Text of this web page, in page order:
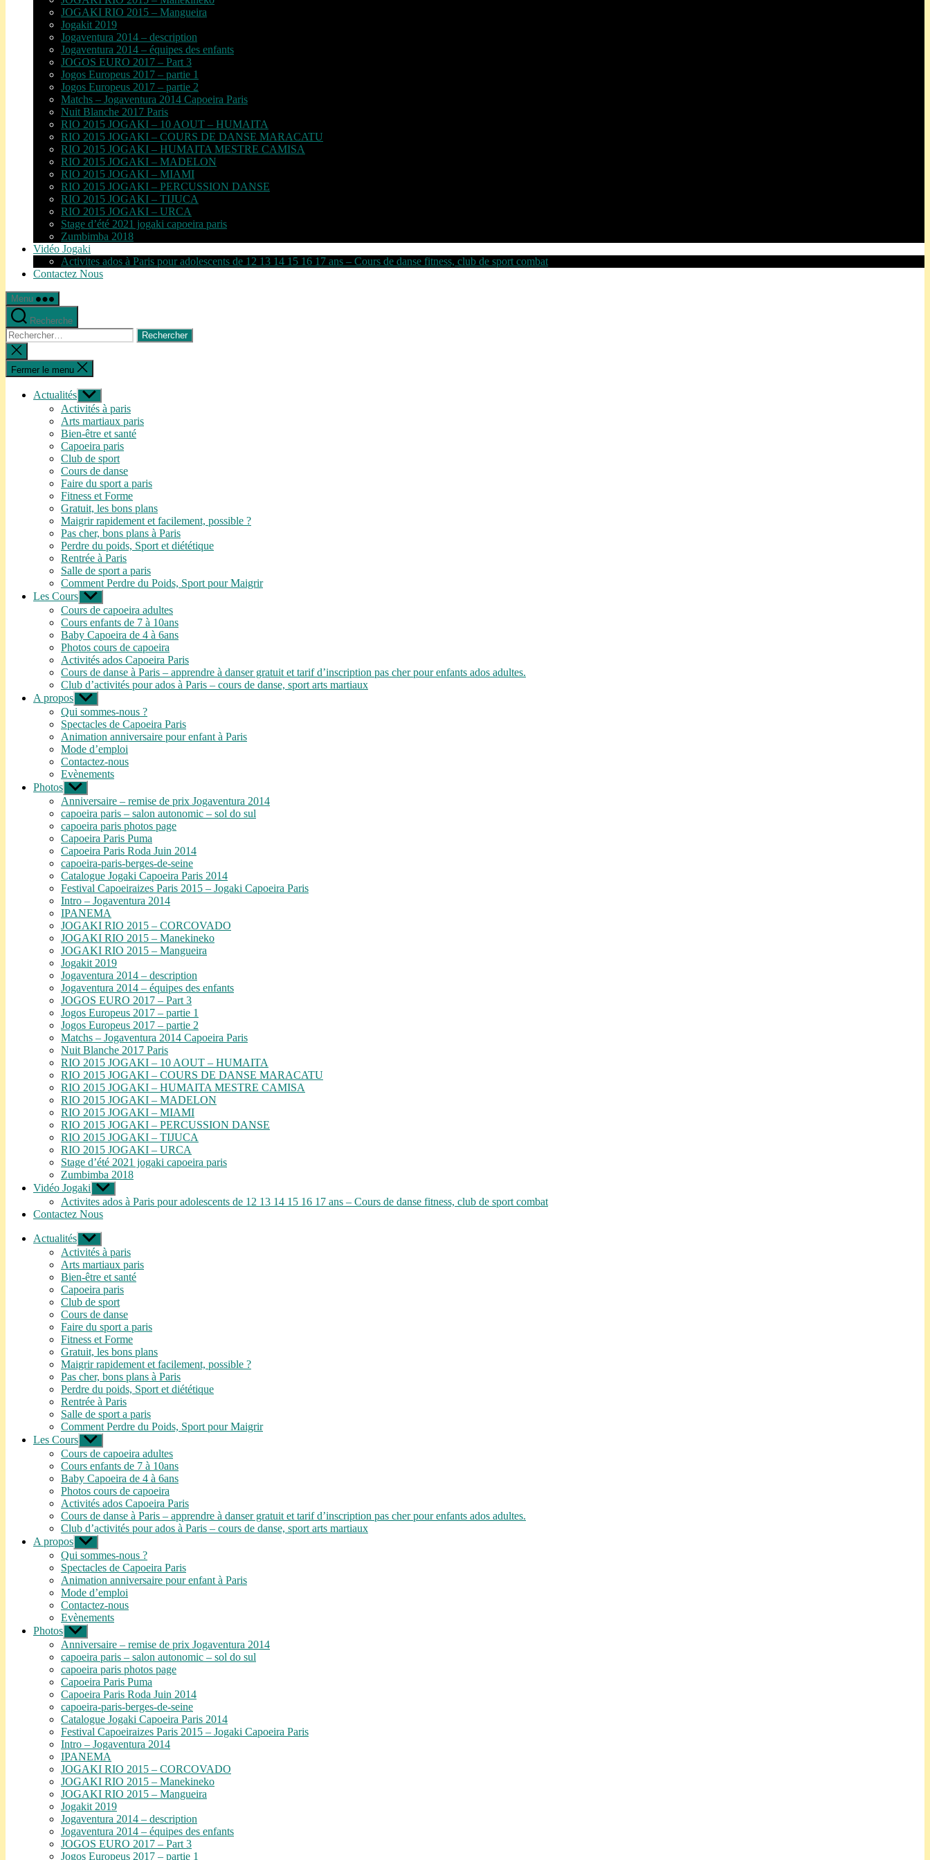
JOGAKI RIO 2015 – Mangueira
Jogakit 2019
Jogaventura 2014 – description
Jogaventura 2014 – équipes des enfants
JOGOS EURO 2017 – Part 3
Jogos Europeus 2017 – partie 1
Jogos Europeus 2017 – partie 2
Matchs – Jogaventura 2014 Capoeira Paris
Nuit Blanche 2017 Paris
RIO 2015 JOGAKI – 10 AOUT – HUMAITA
RIO 2015 JOGAKI – COURS DE DANSE MARACATU
RIO 2015 JOGAKI – HUMAITA MESTRE CAMISA
RIO 2015 JOGAKI – MADELON
RIO 2015 JOGAKI – MIAMI
RIO 2015 JOGAKI – PERCUSSION DANSE
RIO 2015 JOGAKI – TIJUCA
RIO 2015 JOGAKI – URCA
Stage d’été 2021 jogaki capoeira paris
Zumbimba 2018
Vidéo Jogaki
Activites ados à Paris pour adolescents de 12 13 14 15 16 17 ans – Cours de danse fitness, club de sport combat
Contactez Nous
Menu
Recherche
Rechercher :
Fermer
la
recherche
Fermer le menu
Actualités Afficher
le
sous-
menu
Activités à paris
Arts martiaux paris
Bien-être et santé
Capoeira paris
Club de sport
Cours de danse
Faire du sport a paris
Fitness et Forme
Gratuit, les bons plans
Maigrir rapidement et facilement, possible ?
Pas cher, bons plans à Paris
Perdre du poids, Sport et diététique
Rentrée à Paris
Salle de sport a paris
Comment Perdre du Poids, Sport pour Maigrir
Les Cours Afficher
le
sous-
menu
Cours de capoeira adultes
Cours enfants de 7 à 10ans
Baby Capoeira de 4 à 6ans
Photos cours de capoeira
Activités ados Capoeira Paris
Cours de danse à Paris – apprendre à danser gratuit et tarif d’inscription pas cher pour enfants ados adultes.
Club d’activités pour ados à Paris – cours de danse, sport arts martiaux
A propos Afficher
le
sous-
menu
Qui sommes-nous ?
Spectacles de Capoeira Paris
Animation anniversaire pour enfant à Paris
Mode d’emploi
Contactez-nous
Evènements
Photos Afficher
le
sous-
menu
Anniversaire – remise de prix Jogaventura 2014
capoeira paris – salon autonomic – sol do sul
capoeira paris photos page
Capoeira Paris Puma
Capoeira Paris Roda Juin 2014
capoeira-paris-berges-de-seine
Catalogue Jogaki Capoeira Paris 2014
Festival Capoeiraizes Paris 2015 – Jogaki Capoeira Paris
Intro – Jogaventura 2014
IPANEMA
JOGAKI RIO 2015 – CORCOVADO
JOGAKI RIO 2015 – Manekineko
JOGAKI RIO 2015 – Mangueira
Jogakit 2019
Jogaventura 2014 – description
Jogaventura 2014 – équipes des enfants
JOGOS EURO 2017 – Part 3
Jogos Europeus 2017 – partie 1
Jogos Europeus 2017 – partie 2
Matchs – Jogaventura 2014 Capoeira Paris
Nuit Blanche 2017 Paris
RIO 2015 JOGAKI – 10 AOUT – HUMAITA
RIO 2015 JOGAKI – COURS DE DANSE MARACATU
RIO 2015 JOGAKI – HUMAITA MESTRE CAMISA
RIO 2015 JOGAKI – MADELON
RIO 2015 JOGAKI – MIAMI
RIO 2015 JOGAKI – PERCUSSION DANSE
RIO 2015 JOGAKI – TIJUCA
RIO 2015 JOGAKI – URCA
Stage d’été 2021 jogaki capoeira paris
Zumbimba 2018
Vidéo Jogaki Afficher
le
sous-
menu
Activites ados à Paris pour adolescents de 12 13 14 15 16 17 ans – Cours de danse fitness, club de sport combat
Contactez Nous
Actualités Afficher
le
sous-
menu
Activités à paris
Arts martiaux paris
Bien-être et santé
Capoeira paris
Club de sport
Cours de danse
Faire du sport a paris
Fitness et Forme
Gratuit, les bons plans
Maigrir rapidement et facilement, possible ?
Pas cher, bons plans à Paris
Perdre du poids, Sport et diététique
Rentrée à Paris
Salle de sport a paris
Comment Perdre du Poids, Sport pour Maigrir
Les Cours Afficher
le
sous-
menu
Cours de capoeira adultes
Cours enfants de 7 à 10ans
Baby Capoeira de 4 à 6ans
Photos cours de capoeira
Activités ados Capoeira Paris
Cours de danse à Paris – apprendre à danser gratuit et tarif d’inscription pas cher pour enfants ados adultes.
Club d’activités pour ados à Paris – cours de danse, sport arts martiaux
A propos Afficher
le
sous-
menu
Qui sommes-nous ?
Spectacles de Capoeira Paris
Animation anniversaire pour enfant à Paris
Mode d’emploi
Contactez-nous
Evènements
Photos Afficher
le
sous-
menu
Anniversaire – remise de prix Jogaventura 2014
capoeira paris – salon autonomic – sol do sul
capoeira paris photos page
Capoeira Paris Puma
Capoeira Paris Roda Juin 2014
capoeira-paris-berges-de-seine
Catalogue Jogaki Capoeira Paris 2014
Festival Capoeiraizes Paris 2015 – Jogaki Capoeira Paris
Intro – Jogaventura 2014
IPANEMA
JOGAKI RIO 2015 – CORCOVADO
JOGAKI RIO 2015 – Manekineko
JOGAKI RIO 2015 – Mangueira
Jogakit 2019
Jogaventura 2014 – description
Jogaventura 2014 – équipes des enfants
JOGOS EURO 2017 – Part 3
Jogos Europeus 2017 – partie 1